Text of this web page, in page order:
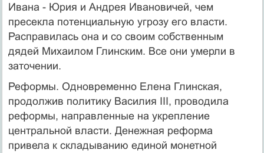
Ивана - Юрия и Андрея Ивановичей, чем
пресекла потенциальную угрозу его власти.
Расправилась она и со своим собственным
дядей Михаилом Глинским. Все они умерли в
заточении.
Реформы. Одновременно Елена Глинская,
продолжив политику Василия III, проводила
реформы, направленные на укрепление
центральной власти. Денежная реформа
привела к складыванию единой монетной